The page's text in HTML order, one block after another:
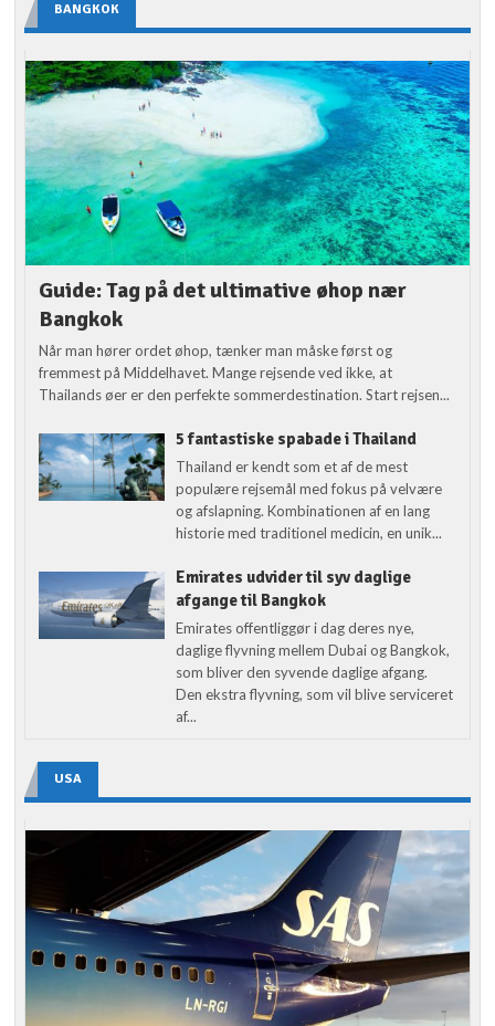
BANGKOK
Guide: Tag på det ultimative øhop nær
Bangkok
Når man hører ordet øhop, tænker man måske først og
fremmest på Middelhavet. Mange rejsende ved ikke, at
Thailands øer er den perfekte sommerdestination. Start rejsen...
5 fantastiske spabade i Thailand
Thailand er kendt som et af de mest
populære rejsemål med fokus på velvære
og afslapning. Kombinationen af en lang
historie med traditionel medicin, en unik...
Emirates udvider til syv daglige
afgange til Bangkok
Emirates offentliggør i dag deres nye,
daglige flyvning mellem Dubai og Bangkok,
som bliver den syvende daglige afgang.
Den ekstra flyvning, som vil blive serviceret
af...
USA